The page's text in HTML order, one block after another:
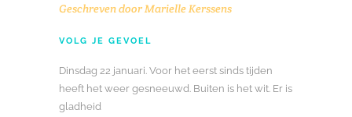
Geschreven doorMarielle Kerssens
VOLG JE GEVOEL
Dinsdag 22 januari. Voor het eerst sinds tijden
heeft het weer gesneeuwd. Buiten is het wit. Er is
gladheid